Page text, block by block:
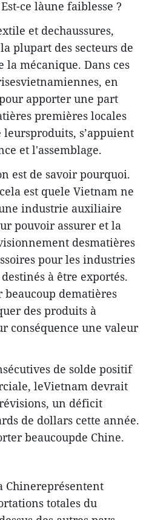
ce làune faiblesse ?
et dechaussures,
plupart des secteurs de
mécanique. Dans ces
en
apporter une part
premières locales
s’appuient
et l'assemblage.
est de savoir pourquoi.
est quele Vietnam ne
industrie auxiliaire
pouvoir assurer et la
desmatières
pour les industries
à être exportés.
dematières
des produits à
conséquence une valeur
de solde positif
leVietnam devrait
un déficit
de dollars cette année.
beaucoupde Chine.
Chinereprésentent
totales du